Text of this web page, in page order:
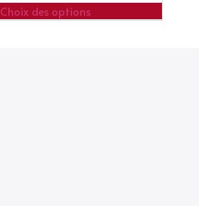
Choix des options